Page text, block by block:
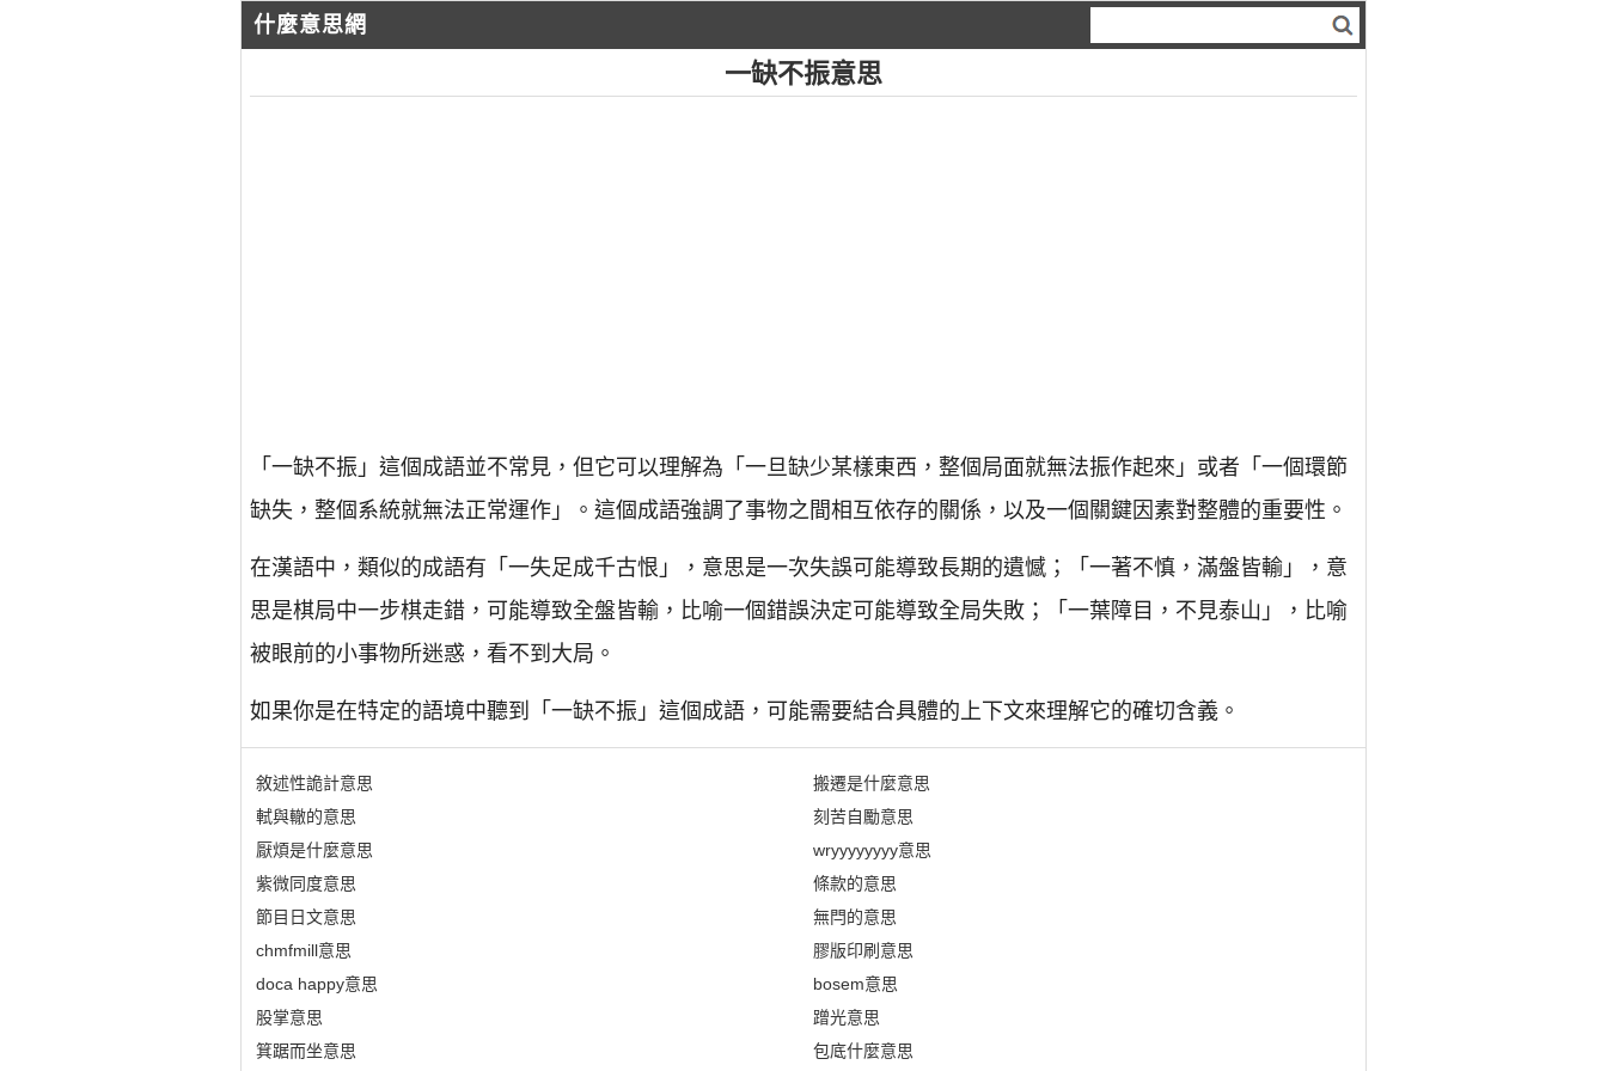
什麼意思網
一缺不振意思
「一缺不振」這個成語並不常見，但它可以理解為「一旦缺少某樣東西，整個局面就無法振作起來」或者「一個環節
缺失，整個系統就無法正常運作」。這個成語強調了事物之間相互依存的關係，以及一個關鍵因素對整體的重要性。
在漢語中，類似的成語有「一失足成千古恨」，意思是一次失誤可能導致長期的遺憾；「一著不慎，滿盤皆輸」，意
思是棋局中一步棋走錯，可能導致全盤皆輸，比喻一個錯誤決定可能導致全局失敗；「一葉障目，不見泰山」，比喻
被眼前的小事物所迷惑，看不到大局。
如果你是在特定的語境中聽到「一缺不振」這個成語，可能需要結合具體的上下文來理解它的確切含義。
敘述性詭計意思
軾與轍的意思
厭煩是什麼意思
紫微同度意思
節目日文意思
chmfmill意思
doca happy意思
股掌意思
箕踞而坐意思
搬遷是什麼意思
刻苦自勵意思
wryyyyyyyy意思
條款的意思
無閂的意思
膠版印刷意思
bosem意思
蹭光意思
包底什麼意思